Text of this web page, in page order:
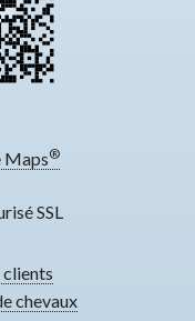
Maps®
SSL
chevaux